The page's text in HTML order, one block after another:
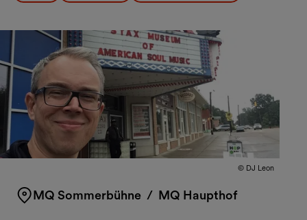
© DJ Leon
MQ Sommerbühne / MQ Haupthof